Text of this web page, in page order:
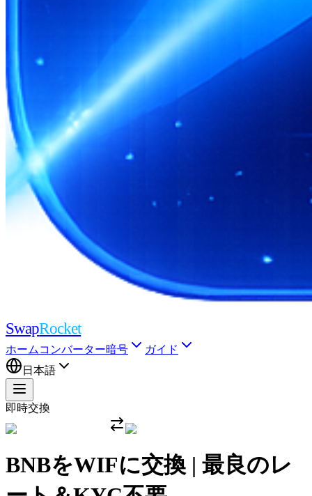
SwapRocket
ホーム コンバーター暗号
ガイド
日本語
即時交換
BNBをWIFに交換 | 最良のレ